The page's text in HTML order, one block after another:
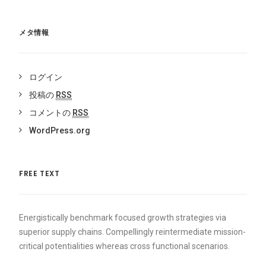
メタ情報
ログイン
投稿の RSS
コメントの RSS
WordPress.org
FREE TEXT
Energistically benchmark focused growth strategies via
superior supply chains. Compellingly reintermediate mission-
critical potentialities whereas cross functional scenarios.